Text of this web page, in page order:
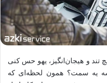
تند و هیجان‌انگیز، یهو حس کنی
یه سمت؟ همون لحظه‌ای که